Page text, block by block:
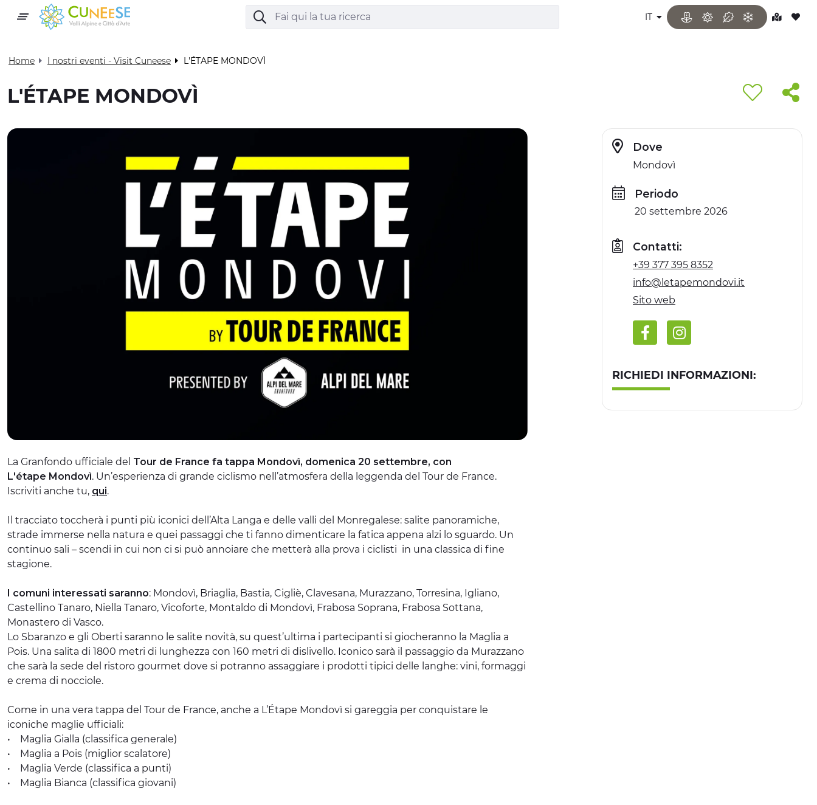
IT
Home I nostri eventi - Visit Cuneese L'ÉTAPE MONDOVÌ
L'ÉTAPE MONDOVÌ
La Granfondo ufficiale del Tour de France fa tappa Mondovì, domenica 20 settembre, con
L'étape Mondovì. Un’esperienza di grande ciclismo nell’atmosfera della leggenda del Tour de France.
Iscriviti anche tu, qui.
Il tracciato toccherà i punti più iconici dell’Alta Langa e delle valli del Monregalese: salite panoramiche,
strade immerse nella natura e quei passaggi che ti fanno dimenticare la fatica appena alzi lo sguardo. Un
continuo sali – scendi in cui non ci si può annoiare che metterà alla prova i ciclisti in una classica di fine
stagione.
I comuni interessati saranno: Mondovì, Briaglia, Bastia, Cigliè, Clavesana, Murazzano, Torresina, Igliano,
Castellino Tanaro, Niella Tanaro, Vicoforte, Montaldo di Mondovì, Frabosa Soprana, Frabosa Sottana,
Monastero di Vasco.
Lo Sbaranzo e gli Oberti saranno le salite novità, su quest’ultima i partecipanti si giocheranno la Maglia a
Pois. Una salita di 1800 metri di lunghezza con 160 metri di dislivello. Iconico sarà il passaggio da Murazzano
che sarà la sede del ristoro gourmet dove si potranno assaggiare i prodotti tipici delle langhe: vini, formaggi
e crema di nocciole.
Come in una vera tappa del Tour de France, anche a L’Étape Mondovì si gareggia per conquistare le
iconiche maglie ufficiali:
• Maglia Gialla (classifica generale)
• Maglia a Pois (miglior scalatore)
• Maglia Verde (classifica a punti)
• Maglia Bianca (classifica giovani)
Dove
Mondovì
Periodo
20 settembre 2026
Contatti:
+39 377 395 8352
info@letapemondovi.it
Sito web
RICHIEDI INFORMAZIONI: